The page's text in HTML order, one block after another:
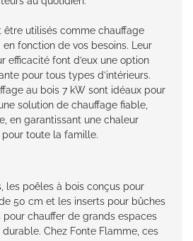
être utilisés comme chauffage
fonction de vos besoins. Leur
efficacité font d’eux une option
pour tous types d’intérieurs.
au bois 7 kW sont idéaux pour
solution de chauffage fiable,
en garantissant une chaleur
toute la famille.
les poêles à bois conçus pour
50 cm et les inserts pour bûches
chauffer de grands espaces
Chez Fonte Flamme, ces